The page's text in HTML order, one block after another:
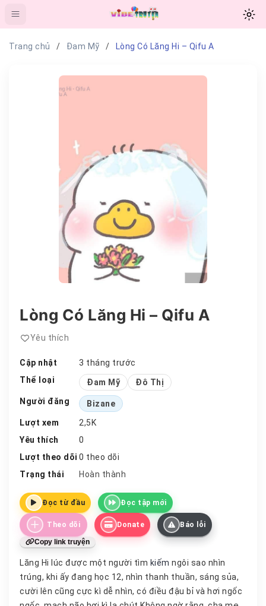
Trang chủ Đam Mỹ Lòng Có Lăng Hi – Qifu A
Lòng Có Lăng Hi – Qifu A
Yêu thích
Cập nhật
3 tháng trước
Thể loại
Đam Mỹ
Đô Thị
Người đăng
Bizane
Lượt xem
2,5K
Yêu thích
0
Lượt theo dõi 0 theo dõi
Trạng thái
Hoàn thành
Đọc từ đầu Đọc tập mới
Theo dõi Donate Báo lỗi
Copy link truyện
Lăng Hi lúc được một người tìm kiếm ngôi sao nhìn
trúng, khi ấy đang học 12, nhìn thanh thuần, sáng sủa,
cười lên cũng cực kì dễ nhìn, có điều đậu bỉ và hơi ngốc